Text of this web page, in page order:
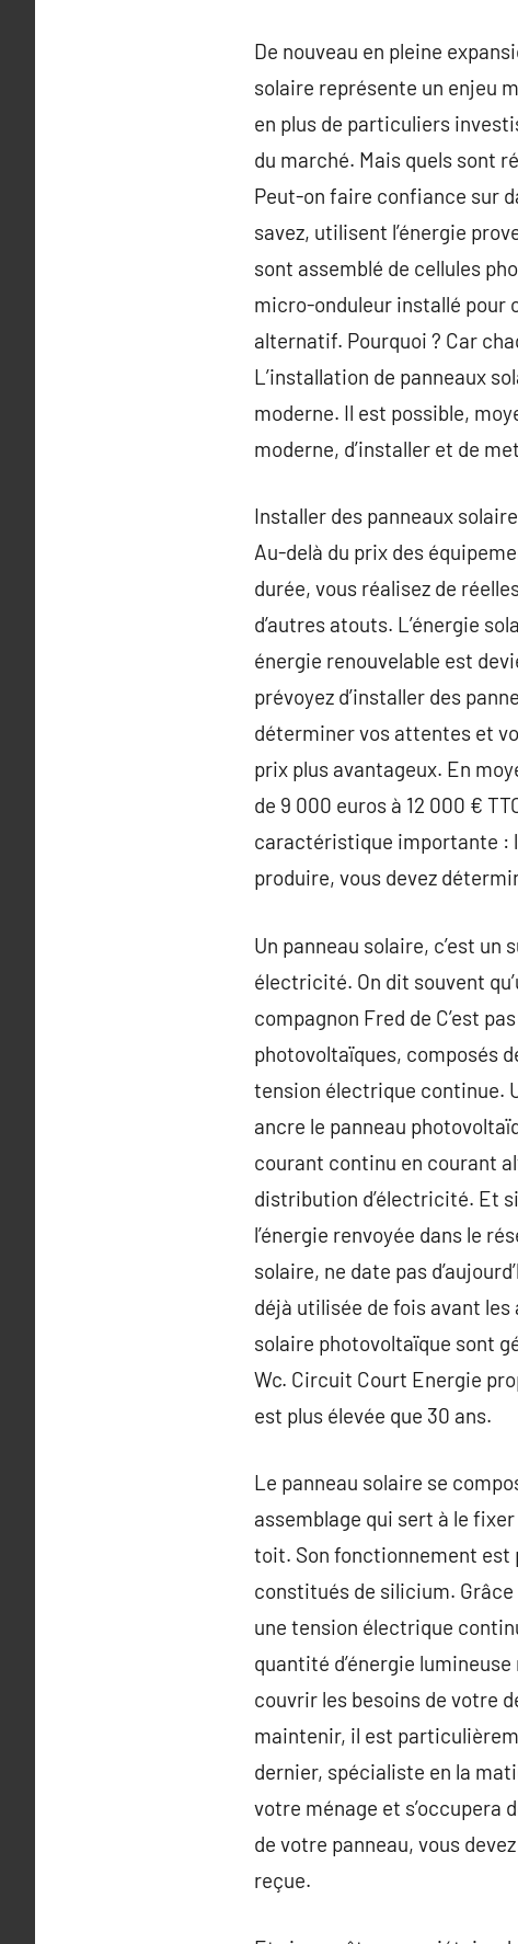
De nouveau en pleine
solaire représente un enjeu
en plus de particuliers
du marché. Mais quels sont
Peut-on faire confiance sur
savez, utilisent l’énergie
sont assemblé de cellules
micro-onduleur installé pour
alternatif. Pourquoi ? Car
L’installation de panneaux
moderne. Il est possible,
moderne, d’installer et de
Installer des panneaux
Au-delà du prix des
durée, vous réalisez de
d’autres atouts. L’énergie
énergie renouvelable est
prévoyez d’installer des
déterminer vos attentes et
prix plus avantageux. En
de 9 000 euros à 12 000 €
caractéristique importante :
produire, vous devez
Un panneau solaire, c’est
électricité. On dit souvent
compagnon Fred de C’est
photovoltaïques, composés
tension électrique continue.
ancre le panneau
courant continu en courant
distribution d’électricité. Et
l’énergie renvoyée dans le
solaire, ne date pas
déjà utilisée de fois avant
solaire photovoltaïque sont
Wc. Circuit Court Energie
est plus élevée que 30 ans.
Le panneau solaire se
assemblage qui sert à le
toit. Son fonctionnement est
constitués de silicium. Grâce
une tension électrique
quantité d’énergie
couvrir les besoins de votre
maintenir, il est
dernier, spécialiste en la
votre ménage et s’occupera
de votre panneau, vous
reçue.